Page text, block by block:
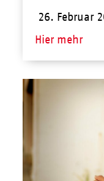
26. Februar
Hier mehr